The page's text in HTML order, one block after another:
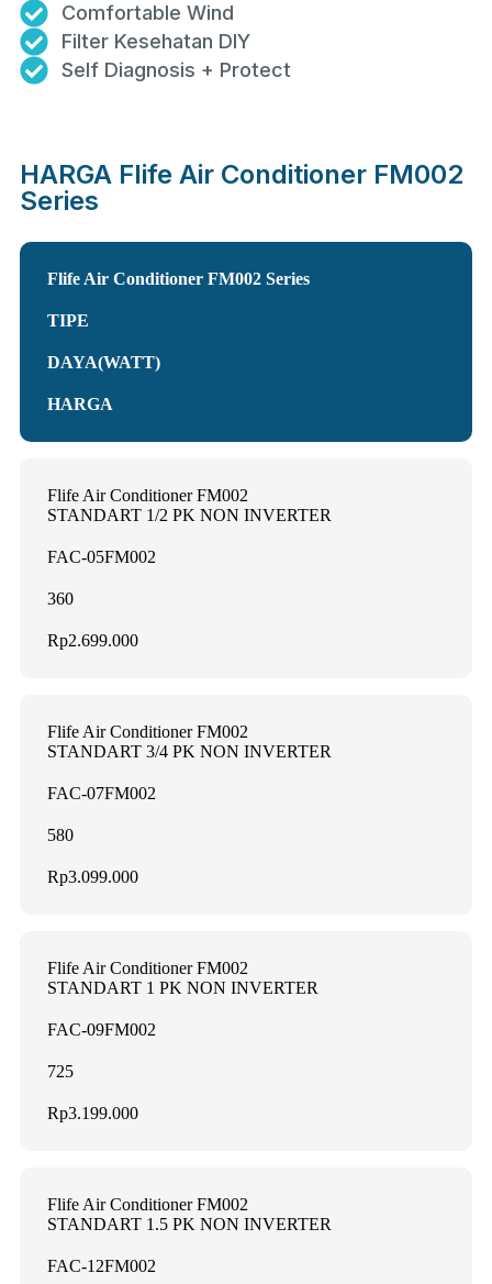
Comfortable Wind
Filter Kesehatan DIY
Self Diagnosis + Protect
HARGA Flife Air Conditioner FM002
Series
Flife Air Conditioner FM002 Series
TIPE
DAYA(WATT)
HARGA
Flife Air Conditioner FM002
STANDART 1/2 PK NON INVERTER
FAC-05FM002
360
Rp2.699.000
Flife Air Conditioner FM002
STANDART 3/4 PK NON INVERTER
FAC-07FM002
580
Rp3.099.000
Flife Air Conditioner FM002
STANDART 1 PK NON INVERTER
FAC-09FM002
725
Rp3.199.000
Flife Air Conditioner FM002
STANDART 1.5 PK NON INVERTER
FAC-12FM002